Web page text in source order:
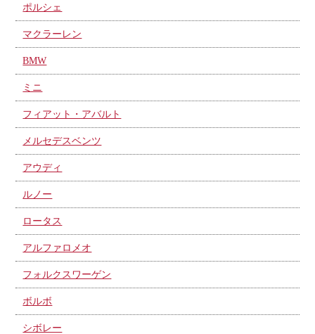
ポルシェ
マクラーレン
BMW
ミニ
フィアット・アバルト
メルセデスベンツ
アウディ
ルノー
ロータス
アルファロメオ
フォルクスワーゲン
ボルボ
シボレー